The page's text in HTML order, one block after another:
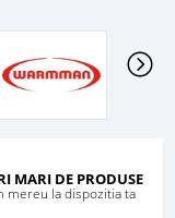
MARI DE PRODUSE
mereu la dispozitia ta